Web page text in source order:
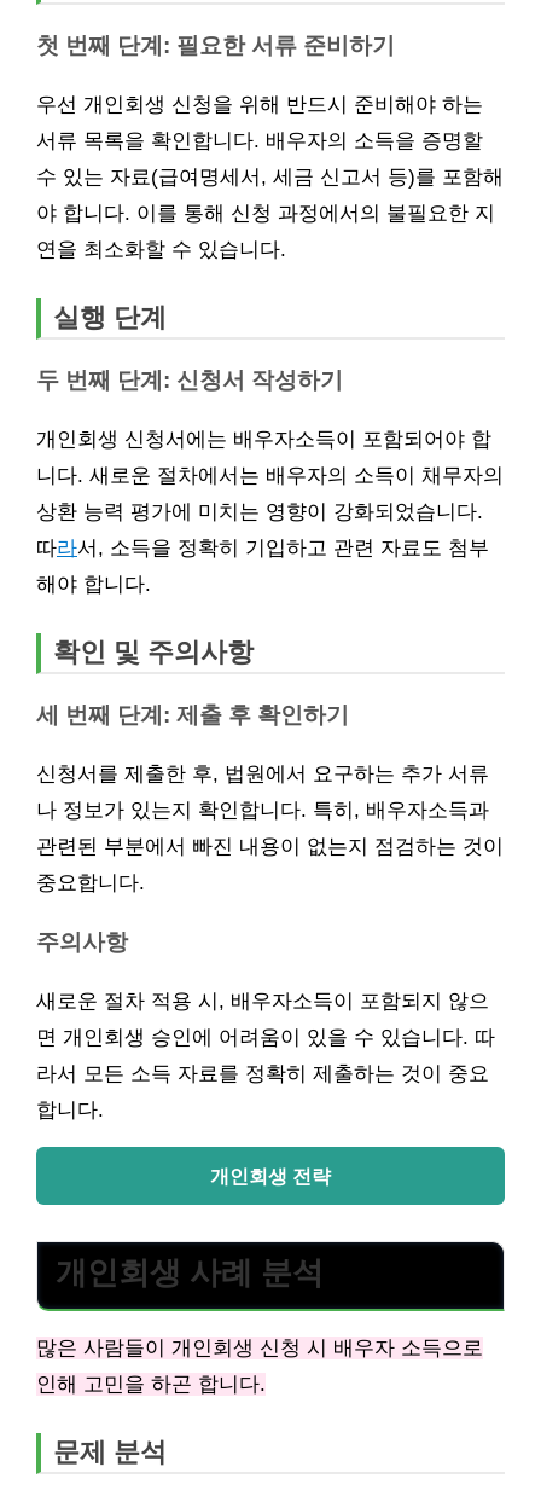
첫 번째 단계: 필요한 서류 준비하기
우선 개인회생 신청을 위해 반드시 준비해야 하는
서류 목록을 확인합니다. 배우자의 소득을 증명할
수 있는 자료(급여명세서, 세금 신고서 등)를 포함해
야 합니다. 이를 통해 신청 과정에서의 불필요한 지
연을 최소화할 수 있습니다.
실행 단계
두 번째 단계: 신청서 작성하기
개인회생 신청서에는 배우자소득이 포함되어야 합
니다. 새로운 절차에서는 배우자의 소득이 채무자의
상환 능력 평가에 미치는 영향이 강화되었습니다.
따라서, 소득을 정확히 기입하고 관련 자료도 첨부
해야 합니다.
확인 및 주의사항
세 번째 단계: 제출 후 확인하기
신청서를 제출한 후, 법원에서 요구하는 추가 서류
나 정보가 있는지 확인합니다. 특히, 배우자소득과
관련된 부분에서 빠진 내용이 없는지 점검하는 것이
중요합니다.
주의사항
새로운 절차 적용 시, 배우자소득이 포함되지 않으
면 개인회생 승인에 어려움이 있을 수 있습니다. 따
라서 모든 소득 자료를 정확히 제출하는 것이 중요
합니다.
개인회생 전략
개인회생 사례 분석
많은 사람들이 개인회생 신청 시 배우자 소득으로
인해 고민을 하곤 합니다.
문제 분석